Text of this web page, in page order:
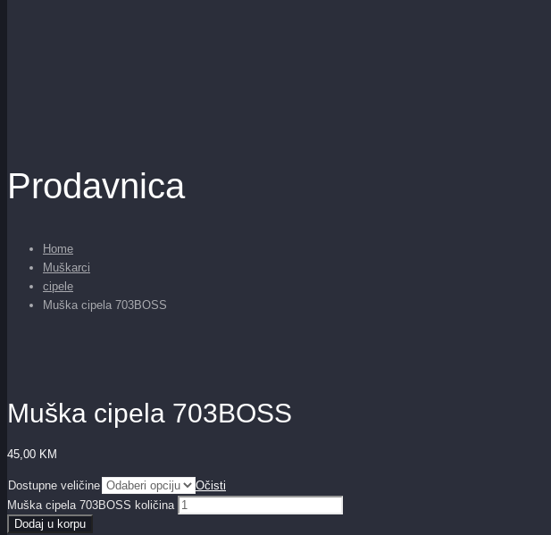
Prodavnica
Home
Muškarci
cipele
Muška cipela 703BOSS
Muška cipela 703BOSS
45,00 KM
Dostupne veličine
Očisti
Muška cipela 703BOSS količina
Dodaj u korpu